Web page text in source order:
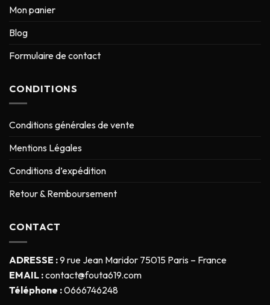
Mon panier
Blog
Formulaire de contact
CONDITIONS
Conditions générales de vente
Mentions Légales
Conditions d’expédition
Retour & Remboursement
CONTACT
ADRESSE :9 rue Jean Maridor 75015 Paris – France
EMAIL :contact@fouta619.com
Téléphone :0666746248